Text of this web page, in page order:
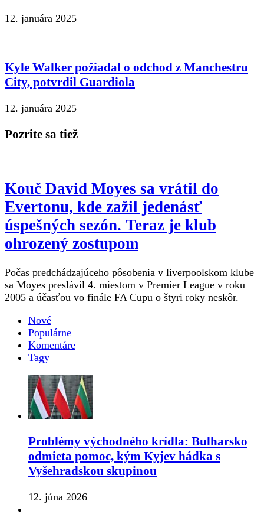
12. januára 2025
Kyle Walker požiadal o odchod z Manchestru
City, potvrdil Guardiola
12. januára 2025
Pozrite sa tiež
Kouč David Moyes sa vrátil do
Evertonu, kde zažil jedenásť
úspešných sezón. Teraz je klub
ohrozený zostupom
Počas predchádzajúceho pôsobenia v liverpoolskom klube
sa Moyes preslávil 4. miestom v Premier League v roku
2005 a účasťou vo finále FA Cupu o štyri roky neskôr.
Nové
Populárne
Komentáre
Tagy
Problémy východného krídla: Bulharsko
odmieta pomoc, kým Kyjev hádka s
Vyšehradskou skupinou
12. júna 2026